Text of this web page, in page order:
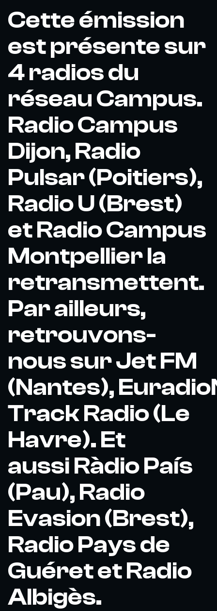
Cette émission
est présente sur
4 radios du
réseau Campus.
Radio Campus
Dijon, Radio
Pulsar (Poitiers),
Radio U (Brest)
et Radio Campus
Montpellier la
retransmettent.
Par ailleurs,
retrouvons-
nous sur Jet FM
(Nantes),
Track Radio (Le
Havre). Et
aussi Ràdio País
(Pau), Radio
Evasion (Brest),
Radio Pays de
Guéret et Radio
Albigès.